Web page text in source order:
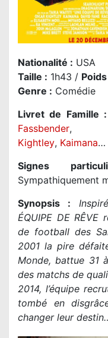
Nationalité : USA
Taille : 1h43 / Poids
Genre : Comédie
Livret de Famille :
Fassbender
Kightley, Kaimana…
Signes
Sympathiquement
Synopsis :
ÉQUIPE DE RÊVE
de football des
2001 la pire
Monde, battue 31
des matchs de
2014, l’équipe
tombé en
changer leur